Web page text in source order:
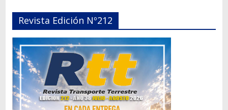
Revista Edición Nº212